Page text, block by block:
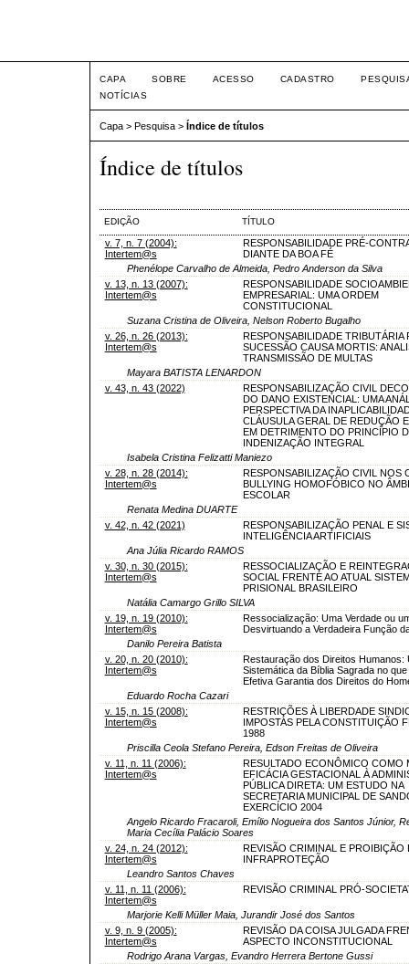
CAPA SOBRE ACESSO CADASTRO
NOTÍCIAS
Capa > Pesquisa > Índice de títulos
Índice de títulos
EDIÇÃO TÍTULO
v. 7, n. 7 (2004):
Intertem@s
RESPONSABILIDADE PRÉ-
DIANTE DA BOA FÉ
Phenélope Carvalho de Almeida, Pedro Anderson da Silva
v. 13, n. 13 (2007):
Intertem@s
RESPONSABILIDADE
EMPRESARIAL: UMA ORDEM
CONSTITUCIONAL
Suzana Cristina de Oliveira, Nelson Roberto Bugalho
v. 26, n. 26 (2013):
Intertem@s
RESPONSABILIDADE TRIBUTÁRIA
SUCESSÃO CAUSA MORTIS:
TRANSMISSÃO DE MULTAS
Mayara BATISTA LENARDON
v. 43, n. 43 (2022)
RESPONSABILIZAÇÃO CIVIL
DO DANO EXISTENCIAL: UMA
PERSPECTIVA DA
CLÁUSULA GERAL DE REDUÇÃO
EM DETRIMENTO DO PRINCÍPIO
INDENIZAÇÃO INTEGRAL
Isabela Cristina Felizatti Maniezo
v. 28, n. 28 (2014):
Intertem@s
RESPONSABILIZAÇÃO CIVIL NOS
BULLYING HOMOFÓBICO NO
ESCOLAR
Renata Medina DUARTE
v. 42, n. 42 (2021)
RESPONSABILIZAÇÃO PENAL E
INTELIGÊNCIA ARTIFICIAIS
Ana Júlia Ricardo RAMOS
v. 30, n. 30 (2015):
Intertem@s
RESSOCIALIZAÇÃO E
SOCIAL FRENTE AO ATUAL
PRISIONAL BRASILEIRO
Natália Camargo Grillo SILVA
v. 19, n. 19 (2010):
Intertem@s
Ressocialização: Uma Verdade ou
Desvirtuando a Verdadeira Função
Danilo Pereira Batista
v. 20, n. 20 (2010):
Intertem@s
Restauração dos Direitos Humanos:
Sistemática da Bíblia Sagrada no que
Efetiva Garantia dos Direitos do
Eduardo Rocha Cazari
v. 15, n. 15 (2008):
Intertem@s
RESTRIÇÕES À LIBERDADE
IMPOSTAS PELA CONSTITUIÇÃO
1988
Priscilla Ceola Stefano Pereira, Edson Freitas de Oliveira
v. 11, n. 11 (2006):
Intertem@s
RESULTADO ECONÔMICO COMO
EFICÁCIA GESTACIONAL À
PÚBLICA DIRETA: UM ESTUDO NA
SECRETARIA MUNICIPAL DE
EXERCÍCIO 2004
Angelo Ricardo Fracaroli, Emílio Nogueira dos Santos Júnior,
Maria Cecília Palácio Soares
v. 24, n. 24 (2012):
Intertem@s
REVISÃO CRIMINAL E PROIBIÇÃO
INFRAPROTEÇÃO
Leandro Santos Chaves
v. 11, n. 11 (2006):
Intertem@s
REVISÃO CRIMINAL PRÓ-
Marjorie Kelli Müller Maia, Jurandir José dos Santos
v. 9, n. 9 (2005):
Intertem@s
REVISÃO DA COISA JULGADA
ASPECTO INCONSTITUCIONAL
Rodrigo Arana Vargas, Evandro Herrera Bertone Gussi